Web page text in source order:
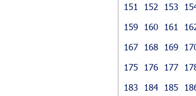
151
152 153
159
160 161
167
168 169
175
176 177
183
184 185